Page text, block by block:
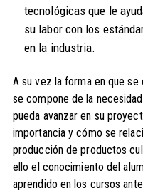
tecnológicas que le
su labor con los
en la industria.
A su vez la forma en que se
se compone de la
pueda avanzar en su
importancia y cómo se
producción de productos
ello el conocimiento del
aprendido en los cursos